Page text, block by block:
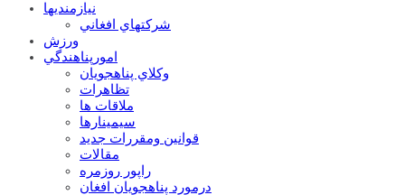
نيازمنديها
شرکتهاي افغاني
ورزش
امورپناهندگي
وکلاي پناهجويان
تظاهرات
ملاقات ها
سيمينارها
قوانين ومقررات جديد
مقالات
راپور روزمره
درمورد پناهجويان افغان